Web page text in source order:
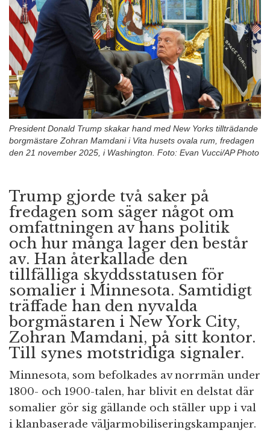
President Donald Trump skakar hand med New Yorks tillträdande
borgmästare Zohran Mamdani i Vita husets ovala rum, fredagen
den 21 november 2025, i Washington. Foto: Evan Vucci/AP Photo
Trump gjorde två saker på
fredagen som säger något om
omfattningen av hans politik
och hur många lager den består
av. Han återkallade den
tillfälliga skyddsstatusen för
somalier i Minnesota. Samtidigt
träffade han den nyvalda
borgmästaren i New York City,
Zohran Mamdani, på sitt kontor.
Till synes motstridiga signaler.
Minnesota, som befolkades av norrmän under
1800- och 1900-talen, har blivit en delstat där
somalier gör sig gällande och ställer upp i val
i klanbaserade väljarmobiliseringskampanjer.